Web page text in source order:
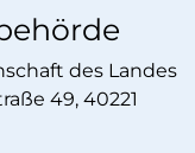
des Landes
49, 40221